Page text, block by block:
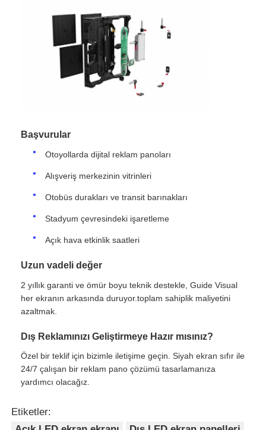
Dış mekan led reklam panosu
Başvurular
Otoyollarda dijital reklam panoları
Alışveriş merkezinin vitrinleri
Otobüs durakları ve transit barınakları
Stadyum çevresindeki işaretleme
Açık hava etkinlik saatleri
Uzun vadeli değer
2 yıllık garanti ve ömür boyu teknik destekle, Guide Visual
her ekranın arkasında duruyor.toplam sahiplik maliyetini
azaltmak.
Dış Reklamınızı Geliştirmeye Hazır mısınız?
Özel bir teklif için bizimle iletişime geçin. Siyah ekran sıfır ile
24/7 çalışan bir reklam pano çözümü tasarlamanıza
yardımcı olacağız.
Etiketler: